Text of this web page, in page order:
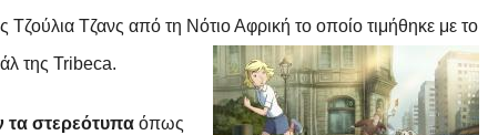
Τζούλια Τζανς από τη Νότιο Αφρική το οποίο τιμήθηκε με το
τηςTribeca.
τα στερεότυπα όπως